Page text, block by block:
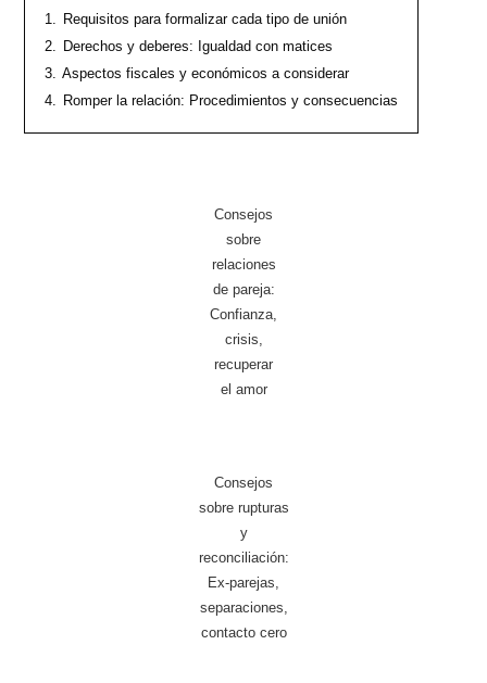
1.
Requisitos para formalizar cada tipo de unión
2.
Derechos y deberes: Igualdad con matices
3.
Aspectos fiscales y económicos a considerar
4.
Romper la relación: Procedimientos y consecuencias
Consejos
sobre
relaciones
de pareja:
Confianza,
crisis,
recuperar
el amor
Consejos
sobre rupturas
y
reconciliación:
Ex-parejas,
separaciones,
contacto cero